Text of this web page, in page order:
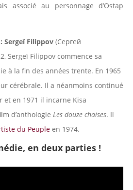
associé au personnage d’Ostap
Sergeï Filippov (Сергей
Sergeï Filippov commence sa
à la fin des années trente. En 1965
cérébrale. Il a néanmoins continué
et en 1971 il incarne Kisa
d’anthologie Les douze chaises. Il
du Peuple en 1974.
en deux parties !